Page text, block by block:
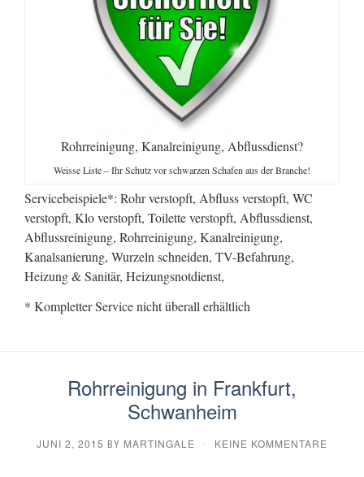
Rohrreinigung, Kanalreinigung, Abflussdienst?
Weisse Liste – Ihr Schutz vor schwarzen Schafen aus der Branche!
Servicebeispiele*: Rohr verstopft, Abfluss verstopft, WC
verstopft, Klo verstopft, Toilette verstopft, Abflussdienst,
Abflussreinigung, Rohrreinigung, Kanalreinigung,
Kanalsanierung, Wurzeln schneiden, TV-Befahrung,
Heizung & Sanitär, Heizungsnotdienst,
* Kompletter Service nicht überall erhältlich
Rohrreinigung in Frankfurt,
Schwanheim
JUNI 2, 2015 BY MARTINGALE · KEINE KOMMENTARE